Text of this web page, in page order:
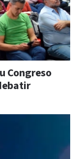
Congreso